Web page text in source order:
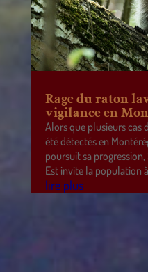
Rage du raton
vigilance en
Alors que plusieurs cas
été détectés en
poursuit sa
Est invite la population
lire plus